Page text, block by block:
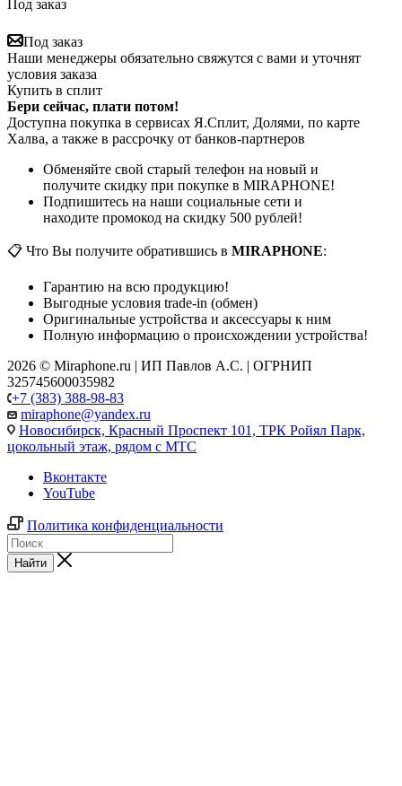
Под заказ
Под заказ
Наши менеджеры обязательно свяжутся с вами и уточнят
условия заказа
Купить в сплит
Бери сейчас, плати потом!
Доступна покупка в сервисах Я.Сплит, Долями, по карте
Халва, а также в рассрочку от банков-партнеров
Обменяйте свой старый телефон на новый и
получите скидку при покупке в MIRAPHONE!
Подпишитесь на наши социальные сети и
находите промокод на скидку 500 рублей!
📋 Что Вы получите обратившись в MIRAPHONE:
Гарантию на всю продукцию!
Выгодные условия trade-in (обмен)
Оригинальные устройства и аксессуары к ним
Полную информацию о происхождении устройства!
2026 © Miraphone.ru | ИП Павлов А.С. | ОГРНИП
325745600035982
+7 (383) 388-98-83
miraphone@yandex.ru
Новосибирск, Красный Проспект 101, ТРК Ройял Парк,
цокольный этаж, рядом с МТС
Вконтакте
YouTube
Политика конфиденциальности
Найти